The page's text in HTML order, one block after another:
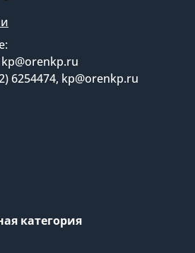
kp@orenkp.ru
6254474, kp@orenkp.ru
категория